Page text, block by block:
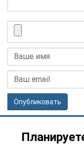
Опубликовать